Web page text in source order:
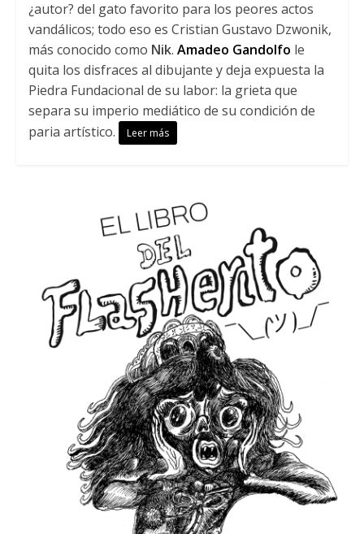
¿autor? del gato favorito para los peores actos
vandálicos; todo eso es Cristian Gustavo Dzwonik,
más conocido como Nik. Amadeo Gandolfo le
quita los disfraces al dibujante y deja expuesta la
Piedra Fundacional de su labor: la grieta que
separa su imperio mediático de su condición de
paria artístico.
Leer más